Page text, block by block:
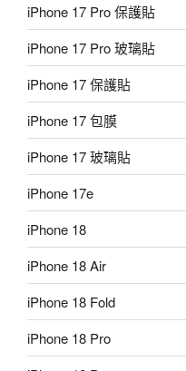
iPhone 17 Pro 保護貼
iPhone 17 Pro 玻璃貼
iPhone 17 保護貼
iPhone 17 包膜
iPhone 17 玻璃貼
iPhone 17e
iPhone 18
iPhone 18 Air
iPhone 18 Fold
iPhone 18 Pro